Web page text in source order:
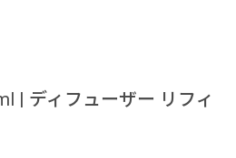
| ディフューザー リフィ